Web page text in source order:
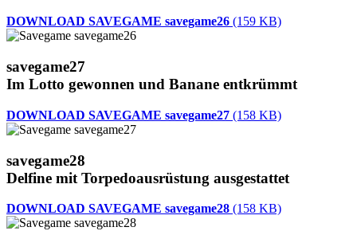
DOWNLOAD SAVEGAME savegame26 (159 KB)
savegame27
Im Lotto gewonnen und Banane entkrümmt
DOWNLOAD SAVEGAME savegame27 (158 KB)
savegame28
Delfine mit Torpedoausrüstung ausgestattet
DOWNLOAD SAVEGAME savegame28 (158 KB)